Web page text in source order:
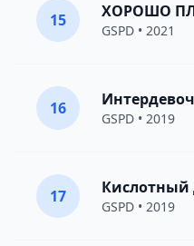
15 ХОРОШО
GSPD • 2021
16
GSPD • 2019
17
GSPD • 2019